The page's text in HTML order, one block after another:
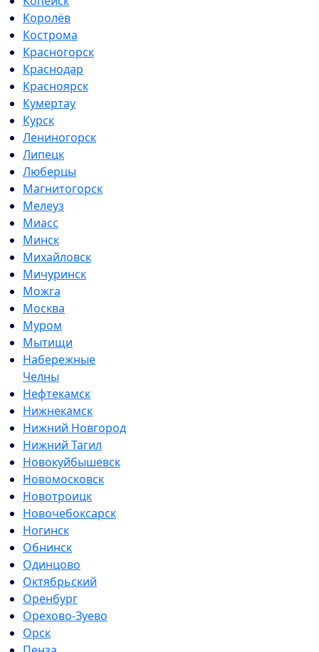
Королёв
Кострома
Красногорск
Краснодар
Красноярск
Кумертау
Курск
Лениногорск
Липецк
Люберцы
Магнитогорск
Мелеуз
Миасс
Минск
Михайловск
Мичуринск
Можга
Москва
Муром
Мытищи
Набережные
Челны
Нефтекамск
Нижнекамск
Нижний Новгород
Нижний Тагил
Новокуйбышевск
Новомосковск
Новотроицк
Новочебоксарск
Ногинск
Обнинск
Одинцово
Октябрьский
Оренбург
Орехово-Зуево
Орск